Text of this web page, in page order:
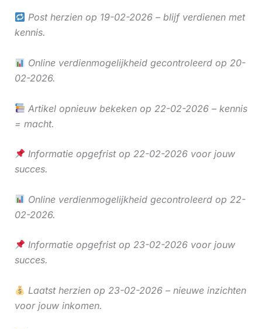
Post herzien op 19-02-2026 – blijf verdienen met
kennis.
Online verdienmogelijkheid gecontroleerd op 20-
02-2026.
Artikel opnieuw bekeken op 22-02-2026 – kennis
= macht.
Informatie opgefrist op 22-02-2026 voor jouw
succes.
Online verdienmogelijkheid gecontroleerd op 22-
02-2026.
Informatie opgefrist op 23-02-2026 voor jouw
succes.
Laatst herzien op 23-02-2026 – nieuwe inzichten
voor jouw inkomen.